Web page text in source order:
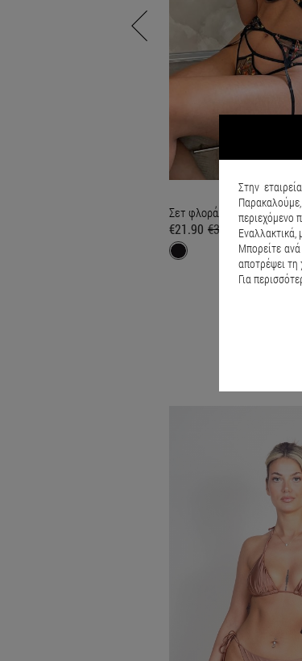
Σετ φλοράλ με ζαρτιέρες
€21.90 €32.90
Στην
περιεχόμενο
Εναλλακτικά,
Μπορείτε
αποτρέψει τη
Για